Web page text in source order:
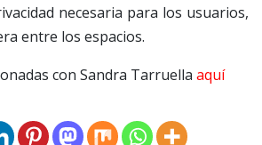
necesaria para los usuarios,
entre los espacios.
con Sandra Tarruella aquí